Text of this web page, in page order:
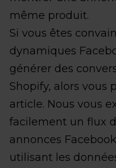
même produit.
Si vous êtes
dynamiques
générer des
Shopify, alors vous
article. Nous vous
facilement un flux
annonces
utilisant les